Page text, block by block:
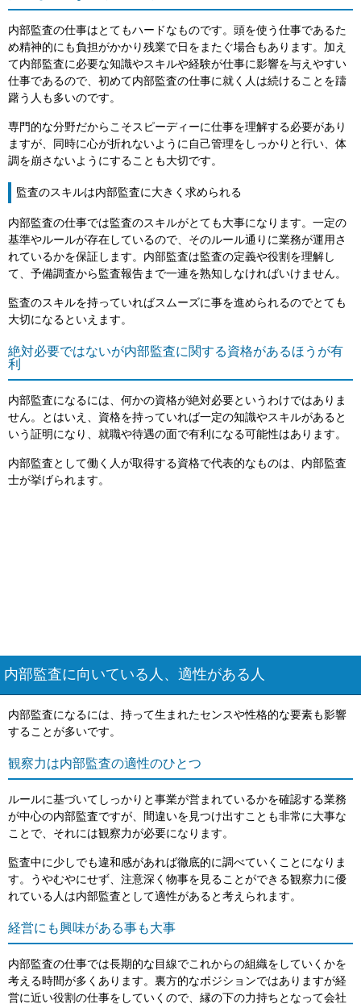
内部監査の仕事はとてもハードなものです。頭を使う仕事であるた
め精神的にも負担がかかり残業で日をまたぐ場合もあります。加え
て内部監査に必要な知識やスキルや経験が仕事に影響を与えやすい
仕事であるので、初めて内部監査の仕事に就く人は続けることを躊
躇う人も多いのです。
専門的な分野だからこそスピーディーに仕事を理解する必要があり
ますが、同時に心が折れないように自己管理をしっかりと行い、体
調を崩さないようにすることも大切です。
監査のスキルは内部監査に大きく求められる
内部監査の仕事では監査のスキルがとても大事になります。一定の
基準やルールが存在しているので、そのルール通りに業務が運用さ
れているかを保証します。内部監査は監査の定義や役割を理解し
て、予備調査から監査報告まで一連を熟知しなければいけません。
監査のスキルを持っていればスムーズに事を進められるのでとても
大切になるといえます。
絶対必要ではないが内部監査に関する資格があるほうが有
利
内部監査になるには、何かの資格が絶対必要というわけではありま
せん。とはいえ、資格を持っていれば一定の知識やスキルがあると
いう証明になり、就職や待遇の面で有利になる可能性はあります。
内部監査として働く人が取得する資格で代表的なものは、内部監査
士が挙げられます。
内部監査に向いている人、適性がある人
内部監査になるには、持って生まれたセンスや性格的な要素も影響
することが多いです。
観察力は内部監査の適性のひとつ
ルールに基づいてしっかりと事業が営まれているかを確認する業務
が中心の内部監査ですが、間違いを見つけ出すことも非常に大事な
ことで、それには観察力が必要になります。
監査中に少しでも違和感があれば徹底的に調べていくことになりま
す。うやむやにせず、注意深く物事を見ることができる観察力に優
れている人は内部監査として適性があると考えられます。
経営にも興味がある事も大事
内部監査の仕事では長期的な目線でこれからの組織をしていくかを
考える時間が多くあります。裏方的なポジションではありますが経
営に近い役割の仕事をしていくので、縁の下の力持ちとなって会社